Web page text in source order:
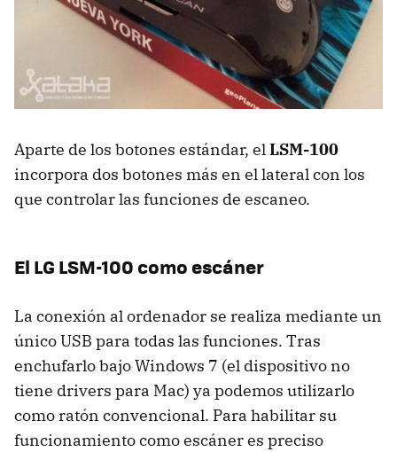
Aparte de los botones estándar, el LSM-100
incorpora dos botones más en el lateral con los
que controlar las funciones de escaneo.
El LG LSM-100 como escáner
La conexión al ordenador se realiza mediante un
únicoUSB para todas las funciones. Tras
enchufarlo bajo Windows 7 (el dispositivo no
tiene drivers para Mac) ya podemos utilizarlo
como ratón convencional. Para habilitar su
funcionamiento como escáner es preciso